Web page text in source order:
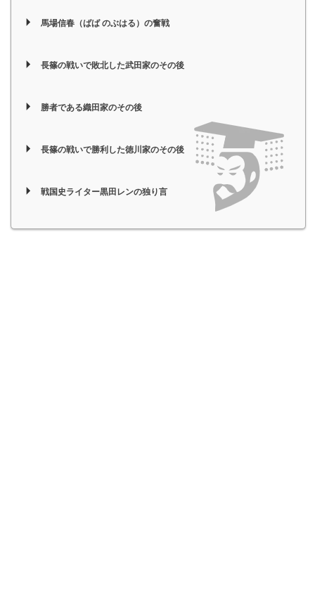
馬場信春（ばば のぶはる）の奮戦
長篠の戦いで敗北した武田家のその後
勝者である織田家のその後
長篠の戦いで勝利した徳川家のその後
戦国史ライター黒田レンの独り言